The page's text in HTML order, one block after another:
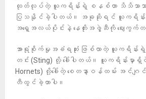
ထုတ်လုပ်တဲ့ ယူကရိန်းရဲ့ စနစ်ဟာ သိသိသာသာ အလ
ပြသနိုင်ခဲ့ပါတယ်။ အခုဆိုရင် ယူကရိန်
အရှေ့အလယ်ပိုင်းနဲ့ နေတိုးအဖွဲ့ဆီကို ဈေးကွက်တင်
အာရုံစိုက်မှုအခံရဆုံး ဖြစ်လာတဲ့ ယူကရိန်းရဲ့ ဖ
တင်း (Sting) လို့ ခေါ်ပါတယ်။ ယူကရိန်းမှာရှိ
Hornets) လို့ခေါ်တဲ့ စေတနာ့ဝန်ထမ်း အင်
တီထွင်ခဲ့တာပါ။